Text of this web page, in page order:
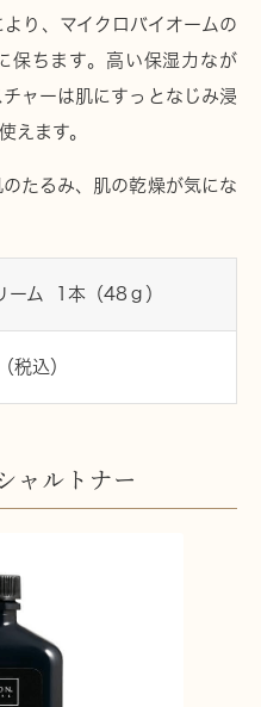
り、マイクロバイオームの
保ちます。高い保湿力なが
ャーは肌にすっとなじみ浸
えます。
たるみ、肌の乾燥が気にな
ーム 1本（48ｇ）
税込）
ャルトナー